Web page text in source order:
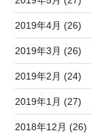
2019年4月 (26)
2019年3月 (26)
2019年2月 (24)
2019年1月 (27)
2018年12月 (26)